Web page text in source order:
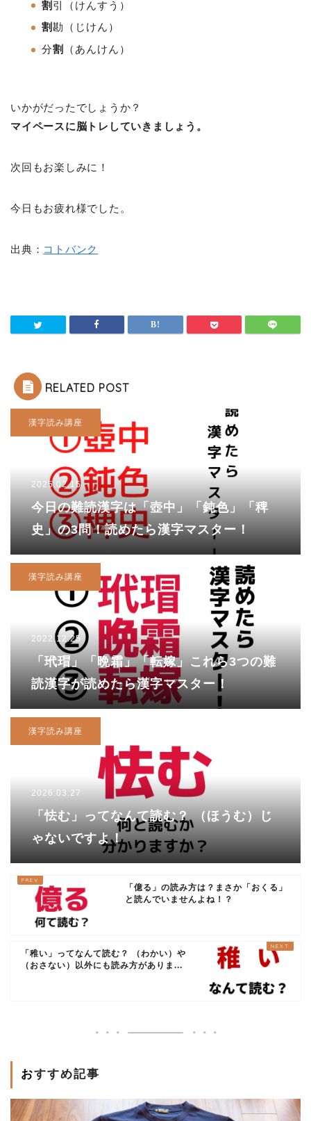
割 引
（けんすう）
割勘
（じけん）
分割 （あんけん）
いかがだったでしょうか？
マイペースに脳トレしていきましょう。
次回もお楽しみに！
今日もお疲れ様でした。
出典： コトバンク
RELATED POST
漢字読み講座
2025.02.15
今日の難読漢字は「壺中」「鈍色」「稗
史」の3問！読めたら漢字マスター！
漢字読み講座
2022.12.25
「玳瑁」「晩霜」「転嫁」これら3つの難
読漢字が読めたら漢字マスター！
漢字読み講座
2026.03.27
「怯む」ってなんて読む？ （ほうむ）じ
ゃないですよ！
「億る」の読み方は？まさか「おくる」
と読んでいませんよね！？
「稚い」ってなんて読む？ （わかい）や
（おさない）以外にも読み方がありま...
おすすめ記事